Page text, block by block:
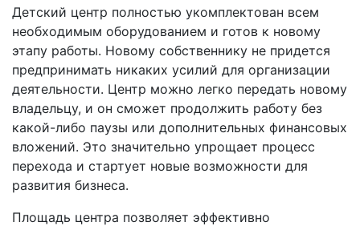
Детский центр полностью укомплектован всем
необходимым оборудованием и готов к новому
этапу работы. Новому собственнику не придется
предпринимать никаких усилий для организации
деятельности. Центр можно легко передать новому
владельцу, и он сможет продолжить работу без
какой-либо паузы или дополнительных финансовых
вложений. Это значительно упрощает процесс
перехода и стартует новые возможности для
развития бизнеса.
Площадь центра позволяет эффективно